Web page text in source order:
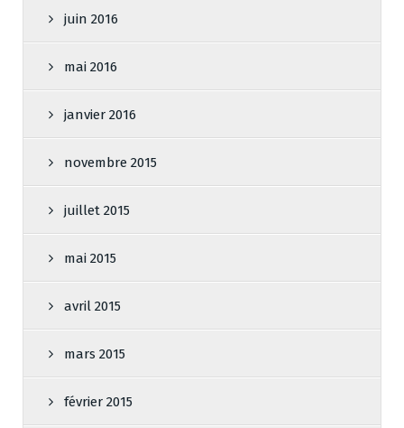
juin 2016
mai 2016
janvier 2016
novembre 2015
juillet 2015
mai 2015
avril 2015
mars 2015
février 2015